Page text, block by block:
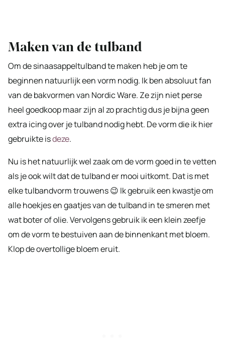
Maken van de tulband
Om de sinaasappeltulband te maken heb je om te
beginnen natuurlijk een vorm nodig. Ik ben absoluut fan
van de bakvormen van Nordic Ware. Ze zijn niet perse
heel goedkoop maar zijn al zo prachtig dus je bijna geen
extra icing over je tulband nodig hebt. De vorm die ik hier
gebruikte isdeze.
Nu is het natuurlijk wel zaak om de vorm goed in te vetten
als je ook wilt dat de tulband er mooi uitkomt. Dat is met
elke tulbandvorm trouwens 😉 Ik gebruik een kwastje om
alle hoekjes en gaatjes van de tulband in te smeren met
wat boter of olie. Vervolgens gebruik ik een klein zeefje
om de vorm te bestuiven aan de binnenkant met bloem.
Klop de overtollige bloem eruit.